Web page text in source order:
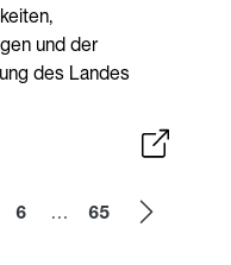
und der
des Landes
6 … 65